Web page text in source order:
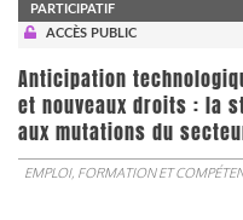
PARTICIPATIF
ACCÈS PUBLIC
Anticipation
et nouveaux droits : la
aux mutations du
EMPLOI, FORMATION ET